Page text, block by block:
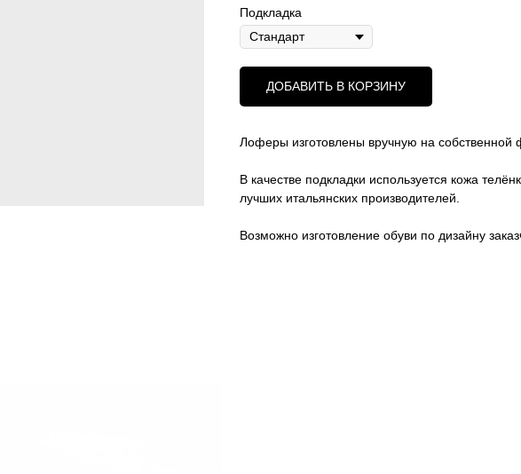
Подкладка
ДОБАВИТЬ В КОРЗИНУ
Лоферы изготовлены вручную на собственной
В качестве подкладки используется кожа
лучших итальянских производителей.
Возможно изготовление обуви по дизайну